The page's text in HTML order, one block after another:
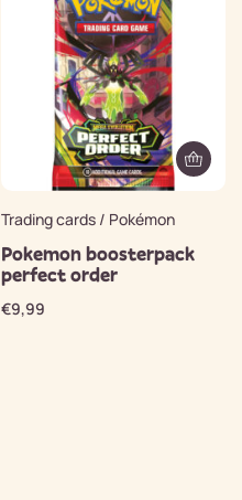
Trading cards / Pokémon
Pokemon boosterpack
perfect order
€9,99